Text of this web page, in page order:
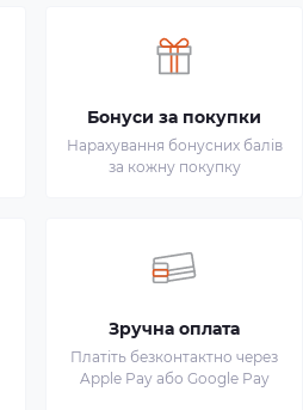
Бонуси за покупки
Нарахування бонусних балів
за кожну покупку
Зручна оплата
Платіть безконтактно через
Apple Pay або Google Pay